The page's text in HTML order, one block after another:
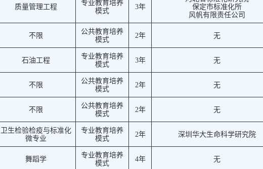
质量管理工程
专业教育培养
模式
3年
保定市标准化所
风帆有限责任公司
不限
公共教育培养
模式
2年 无
石油工程
专业教育培养
模式
3年 无
不限
公共教育培养
模式
2年 无
不限
公共教育培养
模式
2年 无
卫生检验检疫与标准化
微专业
专业教育培养
模式
2年 深圳华大生命科学研究院
舞蹈学
专业教育培养
模式
4年 无